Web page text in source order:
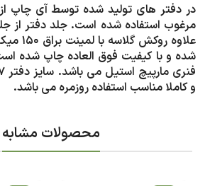
علاوه
شده و با کیفیت فوق العاده چاپ شده
و کاملا مناسب استفاده روزمره می باشد.
محصولات مشابه